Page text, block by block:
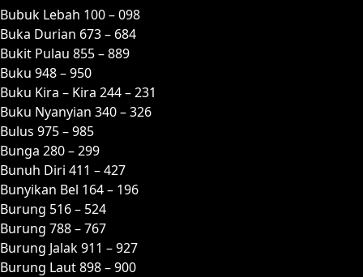
Bubuk Lebah 100 – 098
Buka Durian 673 – 684
Bukit Pulau 855 – 889
Buku 948 – 950
Buku Kira – Kira 244 – 231
Buku Nyanyian 340 – 326
Bulus 975 – 985
Bunga 280 – 299
Bunuh Diri 411 – 427
Bunyikan Bel 164 – 196
Burung 516 – 524
Burung 788 – 767
Burung Jalak 911 – 927
Burung Laut 898 – 900